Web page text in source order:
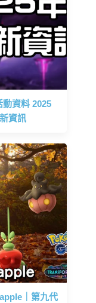
動資料 2025
資訊
｜第九代